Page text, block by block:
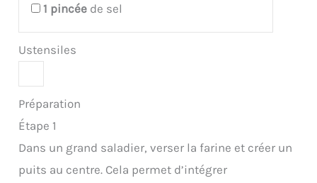
1 pincée de sel
Ustensiles
Préparation
Étape 1
Dans un grand saladier, verser la farine et créer un
puits au centre. Cela permet d’intégrer